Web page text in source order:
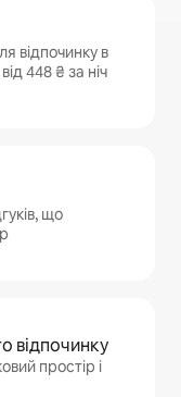
відпочинку в
448 ₴ за ніч
що
відпочинку
простір і